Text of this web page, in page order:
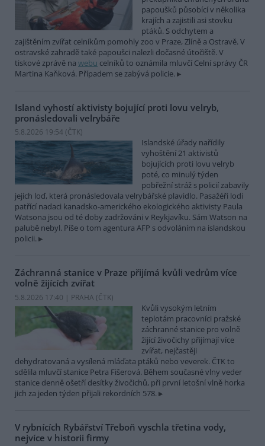
papoušků působící v několika
krajích a zajistili asi stovku
ptáků. S odchytem a
zajištěním zvířat celníkům pomohly zoo v Praze, Zlíně a Ostravě. V
ostravské zahradě také papoušci nalezli dočasné útočiště. V
tiskové zprávě na webu celníků to oznámila mluvčí Celní správy ČR
Martina Kaňková. Případem se zabývá policie.
Island vyhostí aktivisty bojující proti lovu velryb,
pronásledovali velrybáře
5.8.2026 19:54 (ČTK)
Islandské úřady nařídily
vyhoštění 21 aktivistů
bojujících proti lovu velryb
poté, co minulý týden
pobřežní stráž s policií zabavily
jejich loď, která pronásledovala velrybářské plavidlo. Pasažéři lodi
patřící nadaci kanadsko-amerického ekologického aktivisty Paula
Watsona jsou od té doby zadržováni v Reykjavíku. Sám Watson na
palubě nebyl. Píše o tom agentura AFP s odvoláním na islandskou
policii.
Záchranná stanice v Praze přijímá kvůli vedrům více
volně žijících zvířat
5.8.2026 17:40 | PRAHA (ČTK)
Kvůli vysokým letním
teplotám pracovníci pražské
záchranné stanice pro volně
žijící živočichy přijímají více
zvířat, nejčastěji
dehydratovaná a vysílená mláďata ptáků nebo veverek. ČTK to
sdělila mluvčí stanice Petra Fišerová. Během současné vlny veder
stanice denně ošetří desítky živočichů, při první letošní vlně horka
jich za jeden týden přijali rekordních 578.
V rybnících Rybářství Třeboň vyschla třetina vody,
nejvíce v historii firmy